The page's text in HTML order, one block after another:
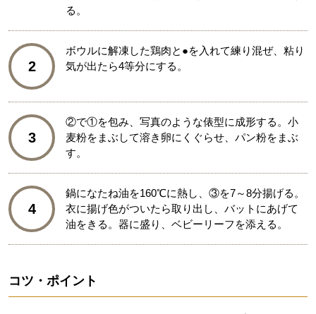
る。
2
ボウルに解凍した鶏肉と●を入れて練り混ぜ、粘り
気が出たら4等分にする。
3
②で①を包み、写真のような俵型に成形する。小
麦粉をまぶして溶き卵にくぐらせ、パン粉をまぶ
す。
4
鍋になたね油を160℃に熱し、③を7～8分揚げる。
衣に揚げ色がついたら取り出し、バットにあげて
油をきる。器に盛り、ベビーリーフを添える。
コツ・ポイント